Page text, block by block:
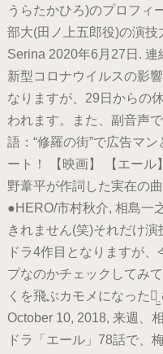
うらたかひろ)のプロフィ
部大(田ノ上五郎役)の演技
Serina 2020年6月27日. 連
新型コロナウイルスの影
なりますが、29日からの
われます。また、副音声
語：“修羅の街”で広告マ
ート！ 【映画】 【エール
野葦平が作詞した実在の
●HERO/市村秋介, 相島一
きれません(笑)それだけ
ドラ4作目となりますが
プなのかチェックしてみ
くを飛ぶカモメになった
October 10, 2018, 来週、
ドラ「エール」78話で、